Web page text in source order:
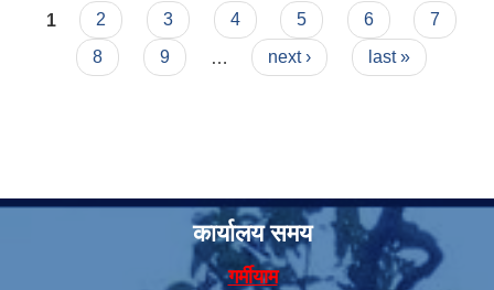
Pages
1 2 3 4 5 6
7
8
9 next › last »
कार्यालय समय
गर्मीयाम